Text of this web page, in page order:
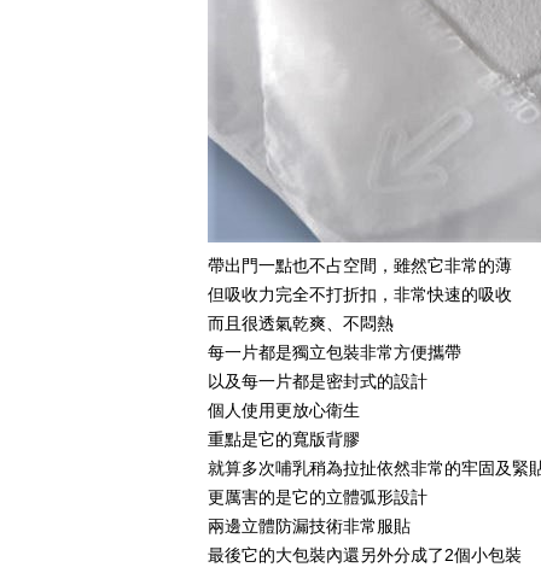
帶出門一點也不占空間，雖然它非常的薄
但吸收力完全不打折扣，非常快速的吸收
而且很透氣乾爽、不悶熱
每一片都是獨立包裝非常方便攜帶
以及每一片都是密封式的設計
個人使用更放心衛生
重點是它的寬版背膠
就算多次哺乳稍為拉扯依然非常的牢固及緊
更厲害的是它的立體弧形設計
兩邊立體防漏技術非常服貼
最後它的大包裝內還另外分成了2個小包裝